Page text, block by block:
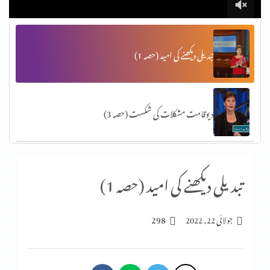
تبدیلی دیکھنے کی امید (حصہ 1)
دیوقامت مشکلات کی شکست (حصہ 3)
آپ کا ذہن کس طرح آپ کے جسم کو متاثر کرتا ہے (پارٹ 2)
حدیں مقرَّرکرنا (3-2)
تبدیلی دیکھنے کی امید (حصہ 1)
جولائی 22, 2022 298